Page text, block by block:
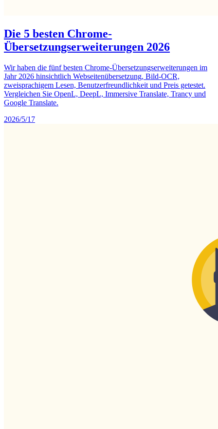
Die 5 besten Chrome-
Übersetzungserweiterungen 2026
Wir haben die fünf besten Chrome-Übersetzungserweiterungen im
Jahr 2026 hinsichtlich Webseitenübersetzung, Bild-OCR,
zweisprachigem Lesen, Benutzerfreundlichkeit und Preis getestet.
Vergleichen Sie OpenL, DeepL, Immersive Translate, Trancy und
Google Translate.
2026/5/17